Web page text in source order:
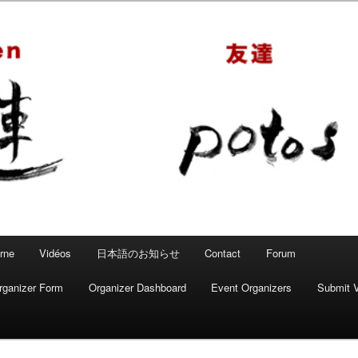
Mahjong convivial
Vidéos 日本語のお知らせ Contact Forum
Form Organizer Dashboard Event Organizers Submit